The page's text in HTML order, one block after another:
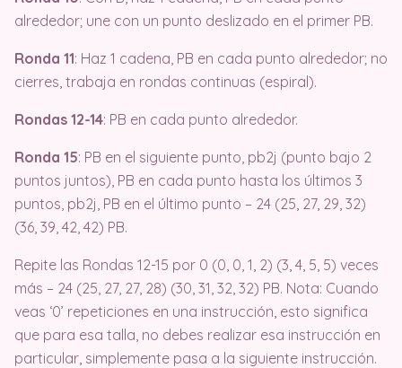
alrededor; une con un punto deslizado en el primer PB.
Ronda 11: Haz 1 cadena, PB en cada punto alrededor; no
cierres, trabaja en rondas continuas (espiral).
Rondas 12-14: PB en cada punto alrededor.
Ronda 15: PB en el siguiente punto, pb2j (punto bajo 2
puntos juntos), PB en cada punto hasta los últimos 3
puntos, pb2j, PB en el último punto – 24 (25, 27, 29, 32)
(36, 39, 42, 42) PB.
Repite las Rondas 12-15 por 0 (0, 0, 1, 2) (3, 4, 5, 5) veces
más – 24 (25, 27, 27, 28) (30, 31, 32, 32) PB. Nota: Cuando
veas ‘0’ repeticiones en una instrucción, esto significa
que para esa talla, no debes realizar esa instrucción en
particular, simplemente pasa a la siguiente instrucción.